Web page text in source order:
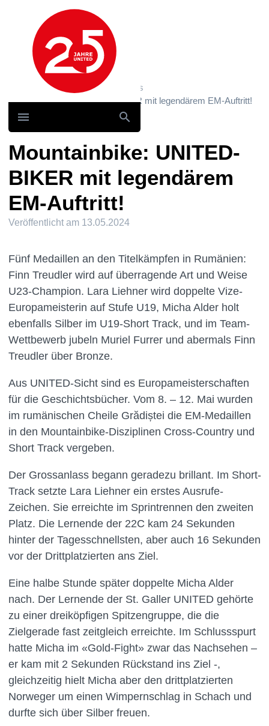
Hauptnavigation
News und Storys / News
Mountainbike: UNITED-BIKER mit legendärem EM-Auftritt!
Mountainbike: UNITED-
BIKER mit legendärem
EM-Auftritt!
Veröffentlicht am 13.05.2024
Fünf Medaillen an den Titelkämpfen in Rumänien:
Finn Treudler wird auf überragende Art und Weise
U23-Champion. Lara Liehner wird doppelte Vize-
Europameisterin auf Stufe U19, Micha Alder holt
ebenfalls Silber im U19-Short Track, und im Team-
Wettbewerb jubeln Muriel Furrer und abermals Finn
Treudler über Bronze.
Aus UNITED-Sicht sind es Europameisterschaften
für die Geschichtsbücher. Vom 8. – 12. Mai wurden
im rumänischen Cheile Grădiștei die EM-Medaillen
in den Mountainbike-Disziplinen Cross-Country und
Short Track vergeben.
Der Grossanlass begann geradezu brillant. Im Short-
Track setzte Lara Liehner ein erstes Ausrufe-
Zeichen. Sie erreichte im Sprintrennen den zweiten
Platz. Die Lernende der 22C kam 24 Sekunden
hinter der Tagesschnellsten, aber auch 16 Sekunden
vor der Drittplatzierten ans Ziel.
Eine halbe Stunde später doppelte Micha Alder
nach. Der Lernende der St. Galler UNITED gehörte
zu einer dreiköpfigen Spitzengruppe, die die
Zielgerade fast zeitgleich erreichte. Im Schlussspurt
hatte Micha im «Gold-Fight» zwar das Nachsehen –
er kam mit 2 Sekunden Rückstand ins Ziel -,
gleichzeitig hielt Micha aber den drittplatzierten
Norweger um einen Wimpernschlag in Schach und
durfte sich über Silber freuen.